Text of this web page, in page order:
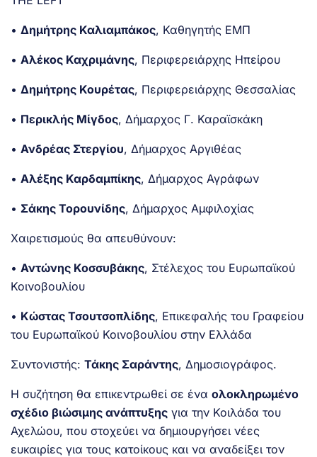
• Δημήτρης Καλιαμπάκος, Καθηγητής ΕΜΠ
• Αλέκος Καχριμάνης, Περιφερειάρχης Ηπείρου
• Δημήτρης Κουρέτας, Περιφερειάρχης Θεσσαλίας
• Περικλής Μίγδος, Δήμαρχος Γ. Καραϊσκάκη
• Ανδρέας Στεργίου, Δήμαρχος Αργιθέας
• Αλέξης Καρδαμπίκης, Δήμαρχος Αγράφων
• Σάκης Τορουνίδης, Δήμαρχος Αμφιλοχίας
Χαιρετισμούς θα απευθύνουν:
• Αντώνης Κοσσυβάκης, Στέλεχος του Ευρωπαϊκού
Κοινοβουλίου
• Κώστας Τσουτσοπλίδης, Επικεφαλής του Γραφείου
του Ευρωπαϊκού Κοινοβουλίου στην Ελλάδα
Συντονιστής: Τάκης Σαράντης, Δημοσιογράφος.
Η συζήτηση θα επικεντρωθεί σε ένα ολοκληρωμένο
σχέδιο βιώσιμης ανάπτυξης για την Κοιλάδα του
Αχελώου, που στοχεύει να δημιουργήσει νέες
ευκαιρίες για τους κατοίκους και να αναδείξει τον